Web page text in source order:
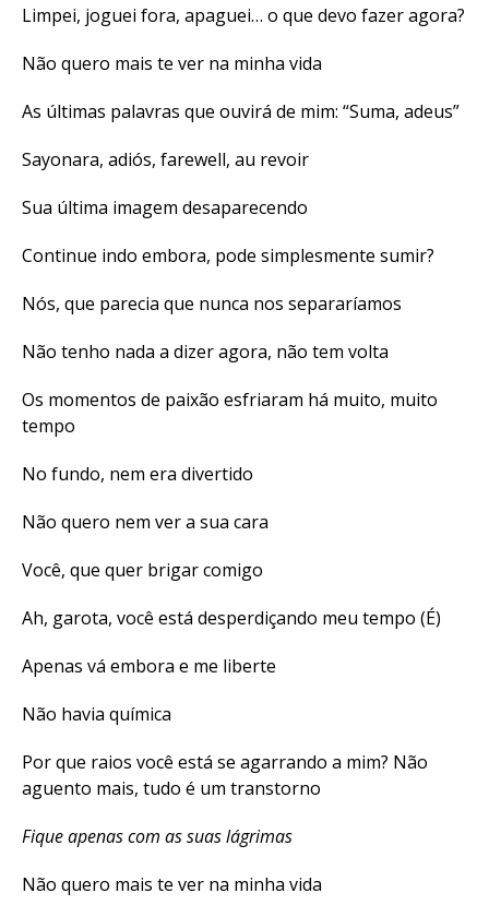
Limpei, joguei fora, apaguei… o que devo fazer agora?
Não quero mais te ver na minha vida
As últimas palavras que ouvirá de mim: “Suma, adeus”
Sayonara, adiós, farewell, au revoir
Sua última imagem desaparecendo
Continue indo embora, pode simplesmente sumir?
Nós, que parecia que nunca nos separaríamos
Não tenho nada a dizer agora, não tem volta
Os momentos de paixão esfriaram há muito, muito
tempo
No fundo, nem era divertido
Não quero nem ver a sua cara
Você, que quer brigar comigo
Ah, garota, você está desperdiçando meu tempo (É)
Apenas vá embora e me liberte
Não havia química
Por que raios você está se agarrando a mim? Não
aguento mais, tudo é um transtorno
Fique apenas com as suas lágrimas
Não quero mais te ver na minha vida